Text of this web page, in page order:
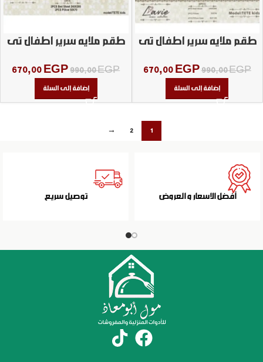
طقم ملايه سرير اطفال تى
990,00EGP
670,00 EGP
إضافة إلى السلة
طقم ملايه سرير اطفال تى
990,00EGP
670,00 EGP
إضافة إلى السلة
1
2
→
أفضل الاسعار و العروض توصيل سريع